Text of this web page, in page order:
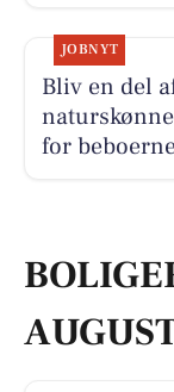
JOBNYT
Bliv en del
for